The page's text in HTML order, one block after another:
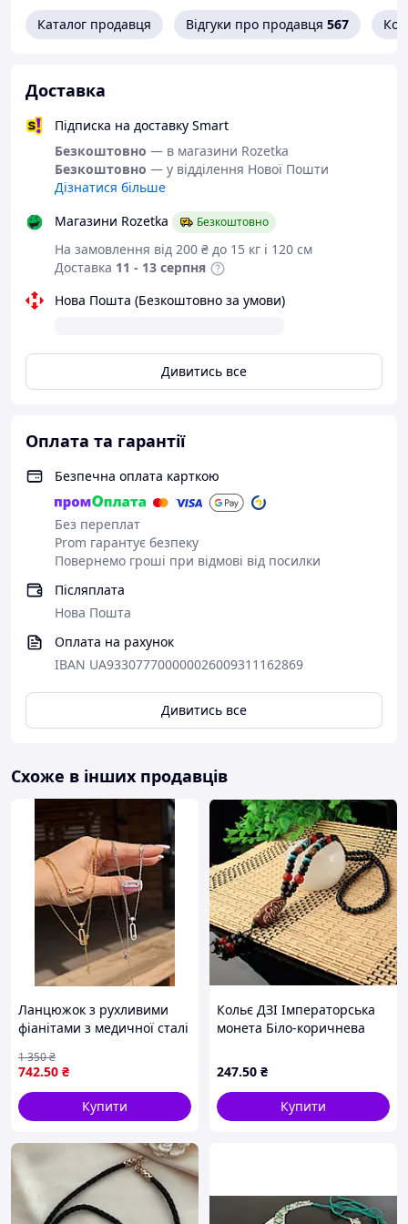
Довжина ланцюжка 60 см
Чому нам довіряють?
1. Широкий вибір
Великий вибір прикрас
для жінок та чоловіків, Ви
зможете знайти
відповідні саме Вам.
прикрас і безперебійне
виготовлення їх, якщо
Вам треба більше, ніж є в
.
Ми гарантуємо цілісність
доставки прикрас по
Україні, Ви отримаєте
замовлення на відділенні
служби доставки в
кращому вигляді.
Браслети, Кулони для
доставки по Україні
мипакуємо самі, в той
часконкуренти
використовують упаковку
служби доставки
, а це
збільшує вартість
доставки на 30 - 40 %.
5. Швидка відправка
6. Гнучка цінова політика
Відправимо Ваше
замовлення протягом 24
годин з моменту його
оформлення. Якщо
прикраси, ланцюжки - Ви
можете бути впевнені, що
Каталог продавця Відгуки про продавця 567
Доставка
Підписка на доставку Smart
Безкоштовно — в магазини Rozetka
Безкоштовно — у відділення Нової Пошти
Дізнатися більше
Магазини Rozetka
Безкоштовно
На замовлення від 200 ₴ до 15 кг і 120 см
Доставка 11 - 13 серпня
Нова Пошта (Безкоштовно за умови)
Дивитись все
Оплата та гарантії
Безпечна оплата карткою
Без переплат
Prom гарантує безпеку
Повернемо гроші при відмові від посилки
Післяплата
Нова Пошта
Оплата на рахунок
IBAN UA933077700000026009311162869
Дивитись все
Схоже в інших продавців
Ланцюжок з рухливими
фіанітами з медичної сталі
742.50 ₴
1 350₴
Купити
Кольє ДЗІ Імператорська
монета Біло-коричнева
247.50 ₴
Купити